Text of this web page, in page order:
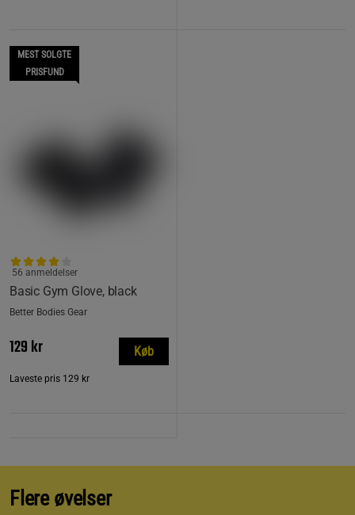
MEST SOLGTE
PRISFUND
Basic Gym Glove, black
56 anmeldelser
Better Bodies Gear
129 kr
Laveste pris 129 kr
Køb
Flere øvelser